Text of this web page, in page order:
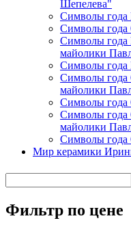
Шепелева"
Символы
Символы года
Символы года
майолики
Символы года
Символы года
майолики
Символы года
Символы года
майолики
Символы года
Мир керамики
Фильтр по цене